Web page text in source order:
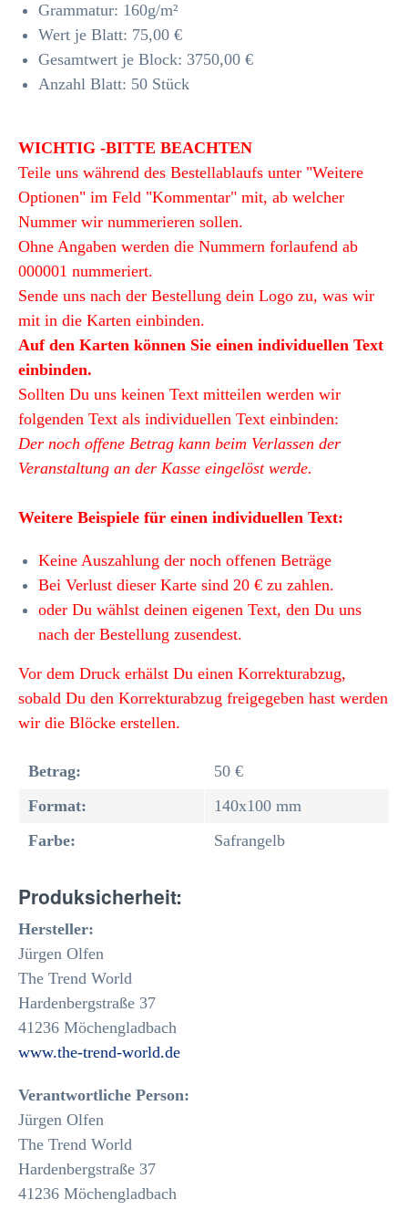
Grammatur: 160g/m²
Wert je Blatt: 75,00 €
Gesamtwert je Block: 3750,00 €
Anzahl Blatt: 50 Stück
WICHTIG -BITTE BEACHTEN
Teile uns während des Bestellablaufs unter "Weitere
Optionen" im Feld "Kommentar" mit, ab welcher
Nummer wir nummerieren sollen.
Ohne Angaben werden die Nummern forlaufend ab
000001 nummeriert.
Sende uns nach der Bestellung dein Logo zu, was wir
mit in die Karten einbinden.
Auf den Karten können Sie einen individuellen Text
einbinden.
Sollten Du uns keinen Text mitteilen werden wir
folgenden Text als individuellen Text einbinden:
Der noch offene Betrag kann beim Verlassen der
Veranstaltung an der Kasse eingelöst werde.
Weitere Beispiele für einen individuellen Text:
Keine Auszahlung der noch offenen Beträge
Bei Verlust dieser Karte sind 20 € zu zahlen.
oder Du wählst deinen eigenen Text, den Du uns
nach der Bestellung zusendest.
Vor dem Druck erhälst Du einen Korrekturabzug,
sobald Du den Korrekturabzug freigegeben hast werden
wir die Blöcke erstellen.
Betrag:
50 €
Format:
140x100 mm
Farbe:
Safrangelb
Produksicherheit:
Hersteller:
Jürgen Olfen
The Trend World
Hardenbergstraße 37
41236 Möchengladbach
www.the-trend-world.de
Verantwortliche Person:
Jürgen Olfen
The Trend World
Hardenbergstraße 37
41236 Möchengladbach